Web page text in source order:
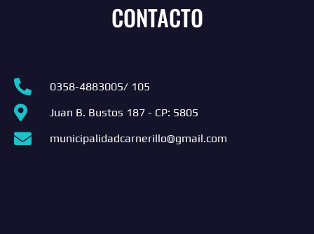
CONTACTO
0358-4883005/ 105
Juan B. Bustos 187 - CP: 5805
municipalidadcarnerillo@gmail.com